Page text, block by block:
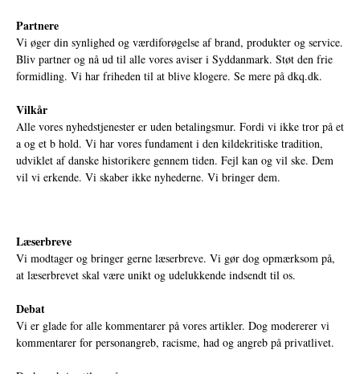
Partnere
Vi øger din synlighed og værdiforøgelse af brand, produkter og service.
Bliv partner og nå ud til alle vores aviser i Syddanmark. Støt den frie
formidling. Vi har friheden til at blive klogere. Se mere på dkq.dk.
Vilkår
Alle vores nyhedstjenester er uden betalingsmur. Fordi vi ikke tror på et
a og et b hold. Vi har vores fundament i den kildekritiske tradition,
udviklet af danske historikere gennem tiden. Fejl kan og vil ske. Dem
vil vi erkende. Vi skaber ikke nyhederne. Vi bringer dem.
Læserbreve
Vi modtager og bringer gerne læserbreve. Vi gør dog opmærksom på,
at læserbrevet skal være unikt og udelukkende indsendt til os.
Debat
Vi er glade for alle kommentarer på vores artikler. Dog modererer vi
kommentarer for personangreb, racisme, had og angreb på privatlivet.